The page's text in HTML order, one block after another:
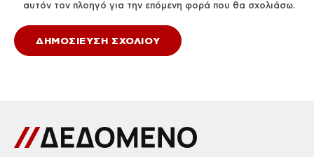
αυτόν τον πλοηγό για την επόμενη φορά που θα σχολιάσω.